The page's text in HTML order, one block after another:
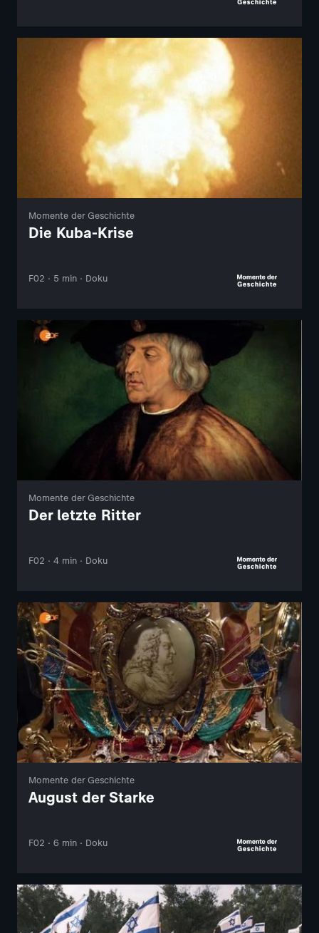
Momente der Geschichte
Die Kuba-Krise
F02 · 5 min · Doku
Momente der Geschichte
Der letzte Ritter
F02 · 4 min · Doku
Momente der Geschichte
August der Starke
F02 · 6 min · Doku